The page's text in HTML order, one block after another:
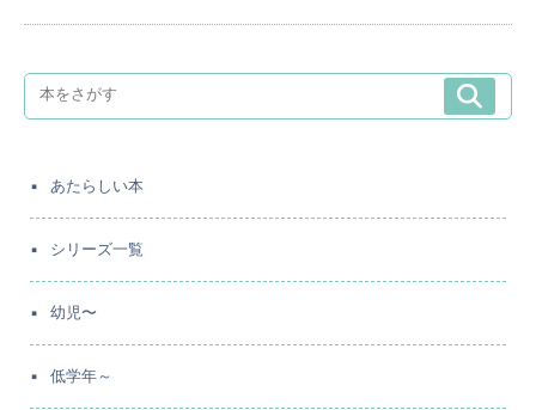
あたらしい本
シリーズ一覧
幼児〜
低学年～